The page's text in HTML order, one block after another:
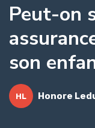
Peut-on
son
HL Honore